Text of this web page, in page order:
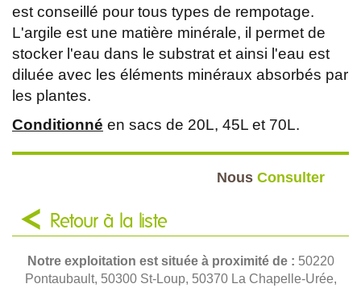
est conseillé pour tous types de rempotage.
L'argile est une matière minérale, il permet de
stocker l'eau dans le substrat et ainsi l'eau est
diluée avec les éléments minéraux absorbés par
les plantes.
Conditionné en sacs de 20L, 45L et 70L.
Nous Consulter
Retour à la liste
Notre exploitation est située à proximité de : 50220
Pontaubault, 50300 St-Loup, 50370 La Chapelle-Urée,